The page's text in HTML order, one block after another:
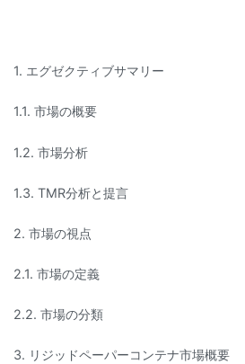
1. エグゼクティブサマリー
1.1. 市場の概要
1.2. 市場分析
1.3. TMR分析と提言
2. 市場の視点
2.1. 市場の定義
2.2. 市場の分類
3. リジッドペーパーコンテナ市場概要